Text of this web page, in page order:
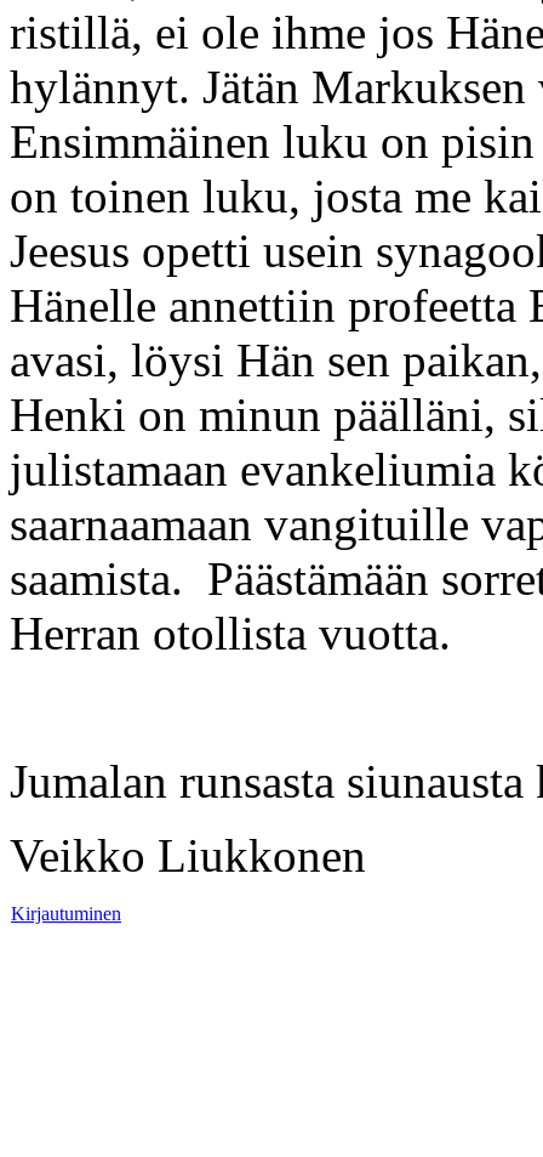
ristillä, ei ole ihme jos
hylännyt. Jätän
Ensimmäinen luku on
on toinen luku, josta me
Jeesus opetti usein
Hänelle annettiin profeetta
avasi, löysi Hän sen
Henki on minun päälläni,
julistamaan evankeliumia
saarnaamaan vangituille
saamista. Päästämään
Herran otollista vuotta.
Jumalan runsasta
Veikko Liukkonen
Kirjautuminen